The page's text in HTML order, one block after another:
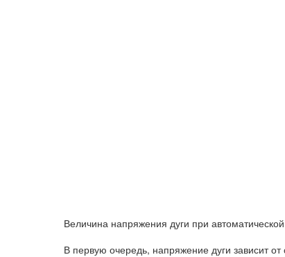
Величина напряжения дуги при
В первую очередь, напряжение дуги зависит